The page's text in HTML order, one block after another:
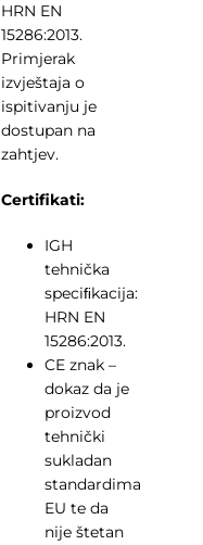
HRN EN
15286:2013.
Primjerak
izvještaja o
ispitivanju je
dostupan na
zahtjev.
Certifikati:
IGH
tehnička
speciﬁkacija:
HRN EN
15286:2013.
CE znak –
dokaz da je
proizvod
tehnički
sukladan
standardima
EU te da
nije štetan